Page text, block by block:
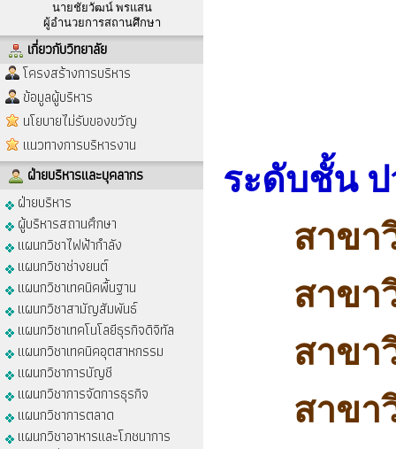
นายชัยวัฒน์ พรแสน
ผู้อำนวยการสถานศึกษา
เกี่ยวกับวิทยาลัย
โครงสร้างการบริหาร
ข้อมูลผู้บริหาร
นโยบายไม่รับของขวัญ
แนวทางการบริหารงาน
ฝ่ายบริหารและบุคลากร
ฝ่ายบริหาร
ผู้บริหารสถานศึกษา
แผนกวิชาไฟฟ้ากำลัง
แผนกวิชาช่างยนต์
แผนกวิชาเทคนิคพื้นฐาน
แผนกวิชาสามัญสัมพันธ์
แผนกวิชาเทคโนโลยีธุรกิจดิจิทัล
แผนกวิชาเทคนิคอุตสาหกรรม
แผนกวิชาการบัญชี
แผนกวิชาการจัดการธุรกิจ
แผนกวิชาการตลาด
แผนกวิชาอาหารและโภชนาการ
ระดับชั้น
สาข
สาขา
สาขา
สาขา